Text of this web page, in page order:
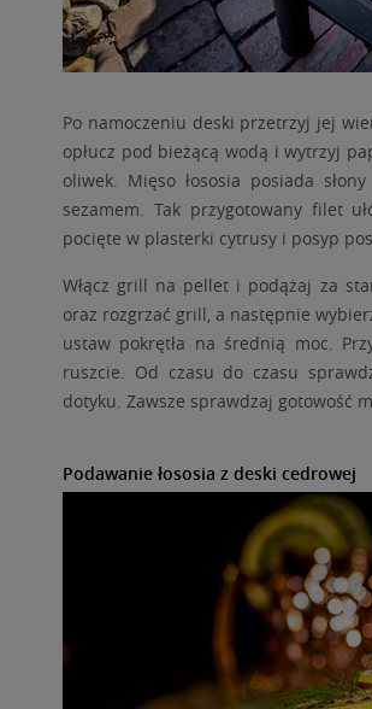
Po namoczeniu deski przetrzyj jej
opłucz pod bieżącą wodą i wytrzyj
oliwek. Mięso łososia posiada
sezamem. Tak przygotowany filet
pocięte w plasterki cytrusy i posyp
Włącz grill na pellet i podążaj za
oraz rozgrzać grill, a następnie
ustaw pokrętła na średnią moc.
ruszcie. Od czasu do czasu
dotyku. Zawsze sprawdzaj gotowość
Podawanie łososia z deski cedrowej